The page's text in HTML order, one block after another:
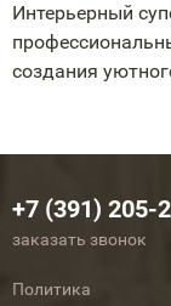
Интерьерный
создания
+7 (391) 205-
заказать звонок
Политика